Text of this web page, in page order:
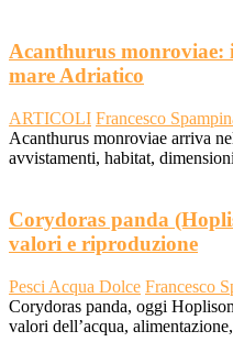
Acanthurus monroviae:
mare Adriatico
ARTICOLI Francesco
Acanthurus monroviae arriva
avvistamenti, habitat,
Corydoras panda
valori e riproduzione
Pesci Acqua Dolce Francesco
Corydoras panda, oggi
valori dell’acqua,